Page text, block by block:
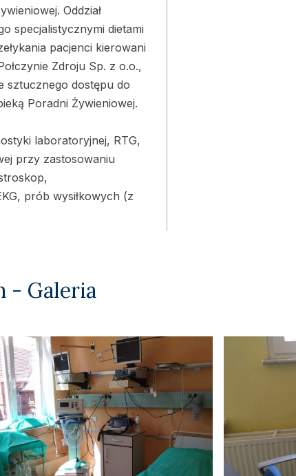
Oddział
specjalistycznymi dietami
pacjenci kierowani
Zdroju Sp. z o.o.,
sztucznego dostępu do
Poradni Żywieniowej.
laboratoryjnej, RTG,
przy zastosowaniu
prób wysiłkowych (z
- Galeria